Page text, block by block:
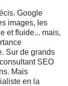
Google
images, les
et fluide... mais,
Sur de grands
SEO
Mais
en la